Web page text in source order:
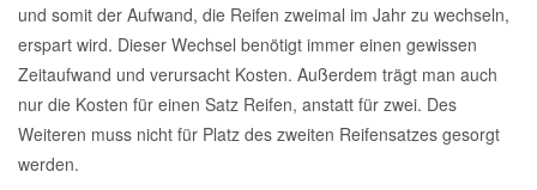
und somit der Aufwand, die Reifen zweimal im Jahr zu wechseln,
erspart wird. Dieser Wechsel benötigt immer einen gewissen
Zeitaufwand und verursacht Kosten. Außerdem trägt man auch
nur die Kosten für einen Satz Reifen, anstatt für zwei. Des
Weiteren muss nicht für Platz des zweiten Reifensatzes gesorgt
werden.